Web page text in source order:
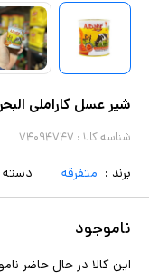
شیر عسل کاراملی البحر حجم
شناسه کالا : ۷۴۰۹۴۷۴۷
برند : متفرقه دسته
ناموجود
این کالا در حال حاضر